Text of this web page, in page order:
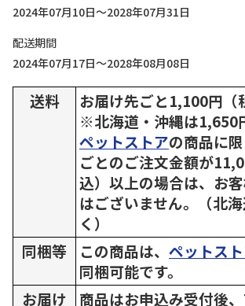
2024年07月10日～2028年07月31日
配送期間
2024年07月17日～2028年08月08日
送料
お届け先ごと1,100円（
※北海道・沖縄は1,650
ペットストアの商品に
ごとのご注文金額が
込）以上の場合は、お
はございません。（北
く）
同梱等
この商品は、 ペットス
同梱可能です。
お届け
商品はお申込み受付後